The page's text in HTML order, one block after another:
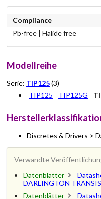
Compliance
Pb-free | Halide free
Modellreihe
Serie: TIP125(3)
TIP125
TIP125G
Discretes & Drivers >
Verwandte
Datenblätter
DARLINGTON
Datenblätter